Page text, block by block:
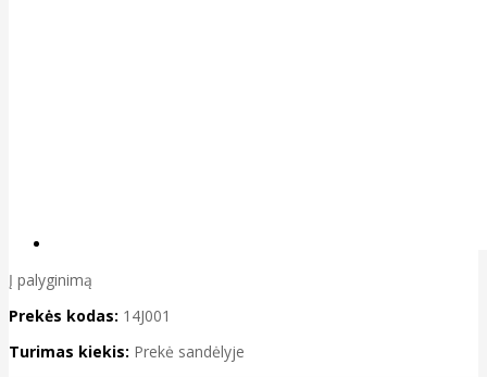
Į palyginimą
Prekės kodas: 14J001
Turimas kiekis: Prekė sandėlyje